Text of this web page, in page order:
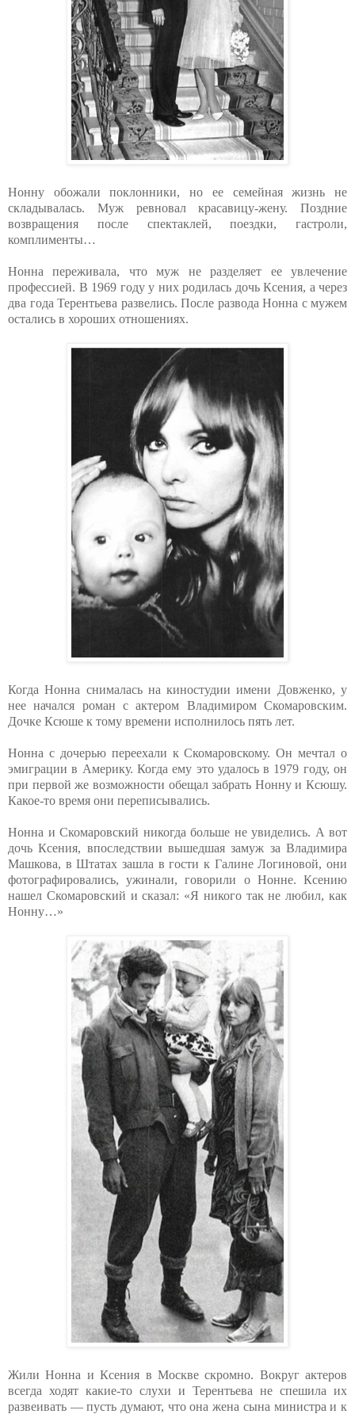
Нонну обожали поклонники, но ее семейная жизнь не
складывалась. Муж ревновал красавицу-жену. Поздние
возвращения после спектаклей, поездки, гастроли,
комплименты…
Нонна переживала, что муж не разделяет ее увлечение
профессией. В 1969 году у них родилась дочь Ксения, а через
два года Терентьева развелись. После развода Нонна с мужем
остались в хороших отношениях.
Когда Нонна снималась на киностудии имени Довженко, у
нее начался роман с актером Владимиром Скомаровским.
Дочке Ксюше к тому времени исполнилось пять лет.
Нонна с дочерью переехали к Скомаровскому. Он мечтал о
эмиграции в Америку. Когда ему это удалось в 1979 году, он
при первой же возможности обещал забрать Нонну и Ксюшу.
Какое-то время они переписывались.
Нонна и Скомаровский никогда больше не увиделись. А вот
дочь Ксения, впоследствии вышедшая замуж за Владимира
Машкова, в Штатах зашла в гости к Галине Логиновой, они
фотографировались, ужинали, говорили о Нонне. Ксению
нашел Скомаровский и сказал: «Я никого так не любил, как
Нонну…»
Жили Нонна и Ксения в Москве скромно. Вокруг актеров
всегда ходят какие-то слухи и Терентьева не спешила их
развеивать — пусть думают, что она жена сына министра и к